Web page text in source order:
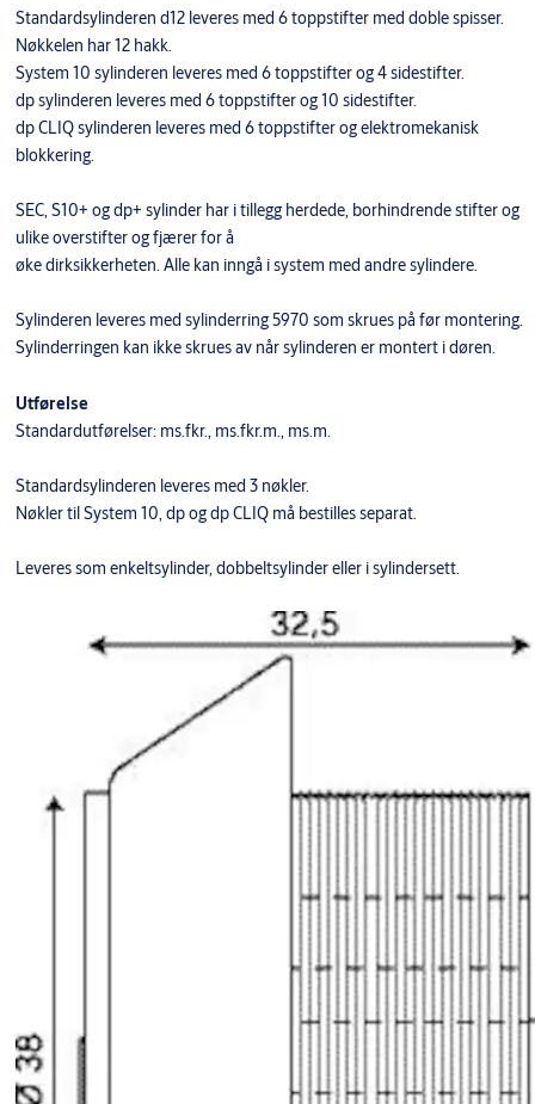
Standardsylinderen d12 leveres med 6 toppstifter med doble spisser.
Nøkkelen har 12 hakk.
System 10 sylinderen leveres med 6 toppstifter og 4 sidestifter.
dp sylinderen leveres med 6 toppstifter og 10 sidestifter.
dp CLIQ sylinderen leveres med 6 toppstifter og elektromekanisk
blokkering.
SEC, S10+ og dp+ sylinder har i tillegg herdede, borhindrende stifter og
ulike overstifter og fjærer for å
øke dirksikkerheten. Alle kan inngå i system med andre sylindere.
Sylinderen leveres med sylinderring 5970 som skrues på før montering.
Sylinderringen kan ikke skrues av når sylinderen er montert i døren.
Utførelse
Standardutførelser: ms.fkr., ms.fkr.m., ms.m.
Standardsylinderen leveres med 3 nøkler.
Nøkler til System 10, dp og dp CLIQ må bestilles separat.
Leveres som enkeltsylinder, dobbeltsylinder eller i sylindersett.